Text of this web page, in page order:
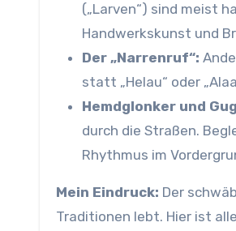
(„Larven“) sind meist
Handwerkskunst und
Der „Narrenruf“:
statt „Helau“ oder
Hemdglonker und
durch die Straßen.
Rhythmus im
Mein Eindruck: Der
Traditionen lebt. Hier ist